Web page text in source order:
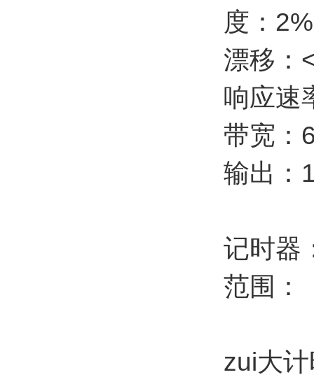
度：2%
漂移：
响应速
带宽：
输出：
记时器
范围
zui大